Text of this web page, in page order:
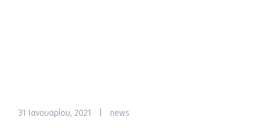
31 Ιανουαρίου, 2021 news